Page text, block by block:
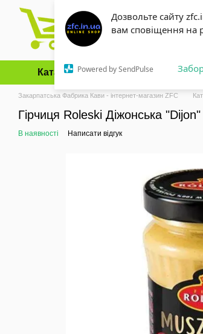
Дозвольте сайту
вам сповіщення на
Powered by SendPulse
Перейти до основного контенту
Каталог Оплата і доставка
Закарпатська Фабрика Кави - інтернет-магазин ZFC
Гірчиця Roleski Діжонська
В наявності Написати відгук